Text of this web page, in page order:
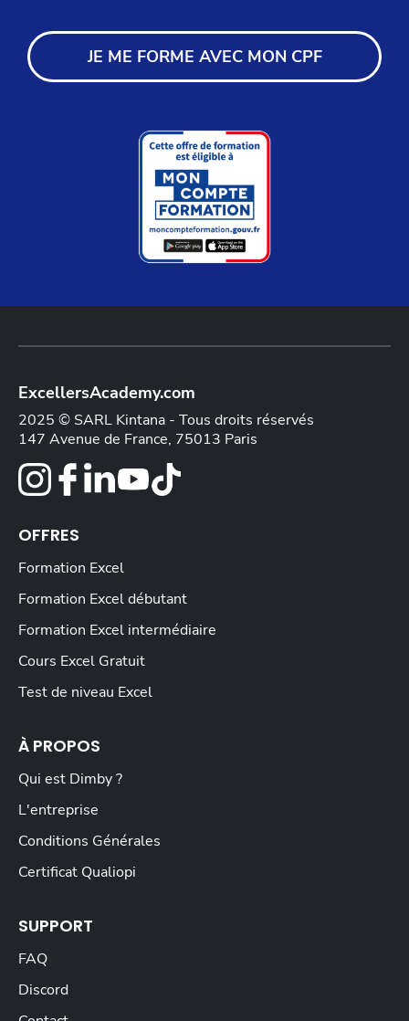
JE ME FORME AVEC MON CPF
ExcellersAcademy.com
2025 © SARL Kintana - Tous droits réservés
147 Avenue de France, 75013 Paris
OFFRES
Formation Excel
Formation Excel débutant
Formation Excel intermédiaire
Cours Excel Gratuit
Test de niveau Excel
À PROPOS
Qui est Dimby ?
L'entreprise
Conditions Générales
Certificat Qualiopi
SUPPORT
FAQ
Discord